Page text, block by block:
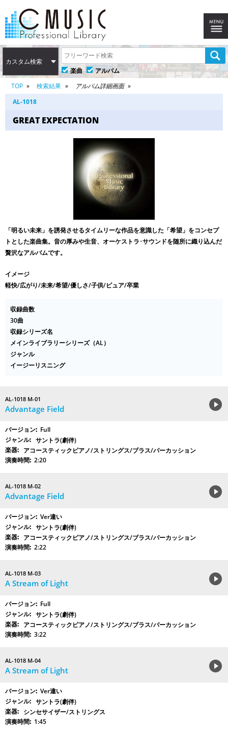
カスタム検索
楽曲
アルバム
TOP
検索結果
アルバム詳細画面
AL-1018
GREAT EXPECTATION
「明るい未来」を誘発させるタイムリーな作品を意識した「希望」をコンセプ
トとした楽曲集。音の厚みや生音、オーケストラ･サウンドを随所に織り込んだ
贅沢なアルバムです。
イメージ
軽快/広がり/未来/希望/優しさ/子供/ピュア/卒業
収録曲数
30曲
収録シリーズ名
メインライブラリーシリーズ（AL）
ジャンル
イージーリスニング
AL-1018 M-01
Advantage Field
Full
サントラ(劇伴)
アコースティックピアノ/ストリングス/ブラス/パーカッション
2:20
AL-1018 M-02
Advantage Field
Ver違い
サントラ(劇伴)
アコースティックピアノ/ストリングス/ブラス/パーカッション
2:22
AL-1018 M-03
A Stream of Light
Full
サントラ(劇伴)
アコースティックピアノ/ストリングス/ブラス/パーカッション
3:22
AL-1018 M-04
A Stream of Light
Ver違い
サントラ(劇伴)
シンセサイザー/ストリングス
1:45